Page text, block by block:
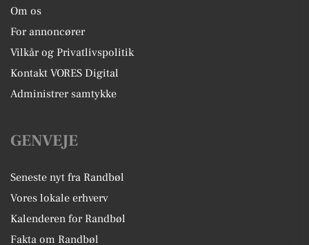
Om os
For annoncører
Vilkår og Privatlivspolitik
Kontakt VORES Digital
Administrer samtykke
GENVEJE
Seneste nyt fra Randbøl
Vores lokale erhverv
Kalenderen for Randbøl
Fakta om Randbøl